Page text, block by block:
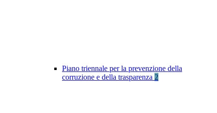
Piano triennale per la prevenzione della
corruzione e della trasparenza 2